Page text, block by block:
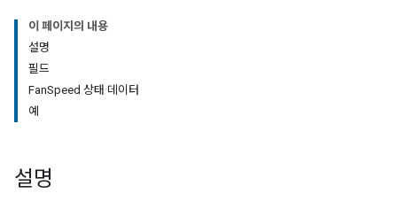
이 페이지의 내용
설명
필드
FanSpeed 상태 데이터
예
설명